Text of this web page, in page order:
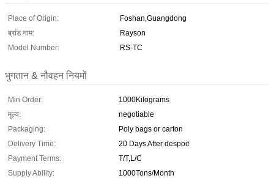
Place of Origin:
Foshan,Guangdong
ब्रांड नाम:
Rayson
Model Number:
RS-TC
भुगतान & नौवहन नियमों
Min Order:
1000Kilograms
मूल्य:
negotiable
Packaging:
Poly bags or carton
Delivery Time:
20 Days After despoit
Payment Terms:
T/T,L/C
Supply Ability:
1000Tons/Month